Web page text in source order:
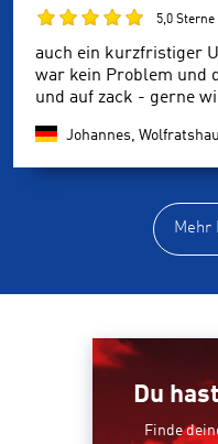
5,0 Sterne
auch ein kurzfristiger
war kein Problem und
und auf zack - gerne
Johannes,
Mehr
Du
Finde